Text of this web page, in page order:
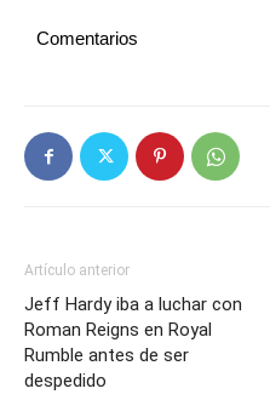
Comentarios
Artículo anterior
Jeff Hardy iba a luchar con
Roman Reigns en Royal
Rumble antes de ser
despedido